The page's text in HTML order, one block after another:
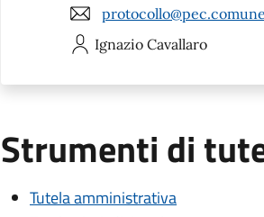
Ignazio Cavallaro
Strumenti di
Tutela amministrativa